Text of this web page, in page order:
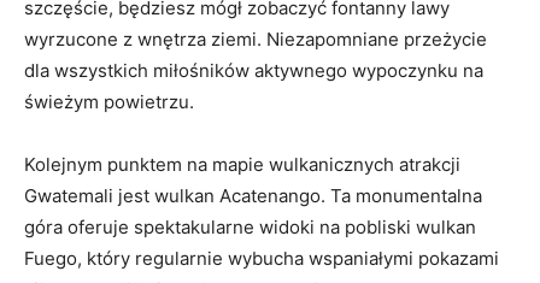
szczęście, będziesz mógł zobaczyć fontanny ⁤lawy
wyrzucone z wnętrza ziemi. Niezapomniane przeżycie
dla wszystkich miłośników aktywnego wypoczynku na⁣
świeżym powietrzu.
Kolejnym​ punktem⁢ na mapie ‌wulkanicznych atrakcji
Gwatemali jest⁤ wulkan ‍Acatenango. Ta ‍monumentalna
góra‍ oferuje ⁣spektakularne widoki na pobliski wulkan
Fuego, który regularnie wybucha ​wspaniałymi ⁤pokazami